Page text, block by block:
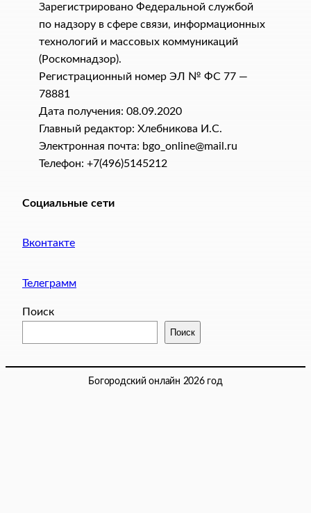
Зарегистрировано Федеральной службой
по надзору в сфере связи, информационных
технологий и массовых коммуникаций
(Роскомнадзор).
Регистрационный номер ЭЛ № ФС 77 —
78881
Дата получения: 08.09.2020
Главный редактор: Хлебникова И.C.
Электронная почта: bgo_online@mail.ru
Телефон: +7(496)5145212
Социальные сети
Вконтакте
Телеграмм
Поиск
Поиск
Богородский онлайн 2026 год